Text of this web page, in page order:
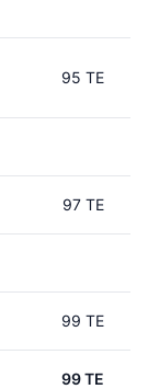
95 TE
97 TE
99 TE
99 TE